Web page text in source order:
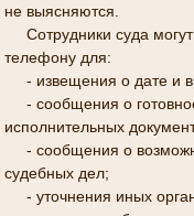
не выясняются.
Сотрудники суда могут
телефону для:
- извещения о дате и
- сообщения о
исполнительных
- сообщения о
судебных дел;
- уточнения иных